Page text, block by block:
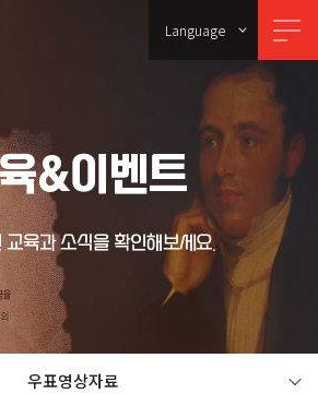
Language
&이벤트
교육과 소식을 확인해보세요.
우표영상자료